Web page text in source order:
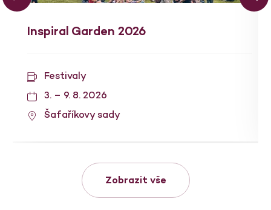
Inspiral Garden 2026
Festivaly
3. – 9. 8. 2026
Šafaříkovy sady
Zobrazit vše